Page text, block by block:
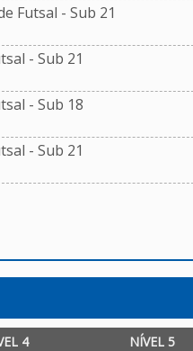
Futsal - Sub 21
- Sub 21
- Sub 18
- Sub 21
4 NÍVEL 5